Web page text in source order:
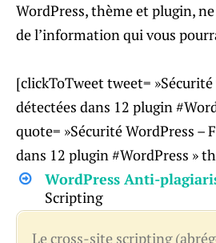
WordPress, thème et plugin, ne
de l’information qui vous
[clickToTweet tweet=
détectées dans 12 plugin
quote= »Sécurité WordPress –
dans 12 plugin #WordPress »
WordPress Anti-
Scripting
Le cross-site scripting